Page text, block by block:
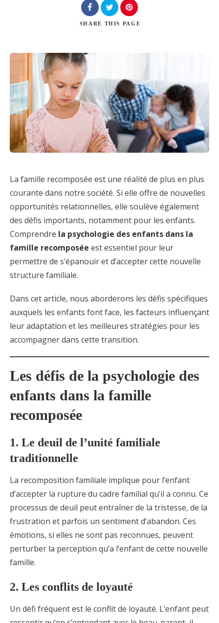
SHARE THIS PAGE
La famille recomposée est une réalité de plus en plus
courante dans notre société. Si elle offre de nouvelles
opportunités relationnelles, elle soulève également
des défis importants, notamment pour les enfants.
Comprendre la psychologie des enfants dans la
famille recomposée est essentiel pour leur
permettre de s’épanouir et d’accepter cette nouvelle
structure familiale.
Dans cet article, nous aborderons les défis spécifiques
auxquels les enfants font face, les facteurs influençant
leur adaptation et les meilleures stratégies pour les
accompagner dans cette transition.
Les défis de la psychologie des
enfants dans la famille
recomposée
1. Le deuil de l’unité familiale
traditionnelle
La recomposition familiale implique pour l’enfant
d’accepter la rupture du cadre familial qu’il a connu. Ce
processus de deuil peut entraîner de la tristesse, de la
frustration et parfois un sentiment d’abandon. Ces
émotions, si elles ne sont pas reconnues, peuvent
perturber la perception qu’a l’enfant de cette nouvelle
famille.
2. Les conflits de loyauté
Un défi fréquent est le conflit de loyauté. L’enfant peut